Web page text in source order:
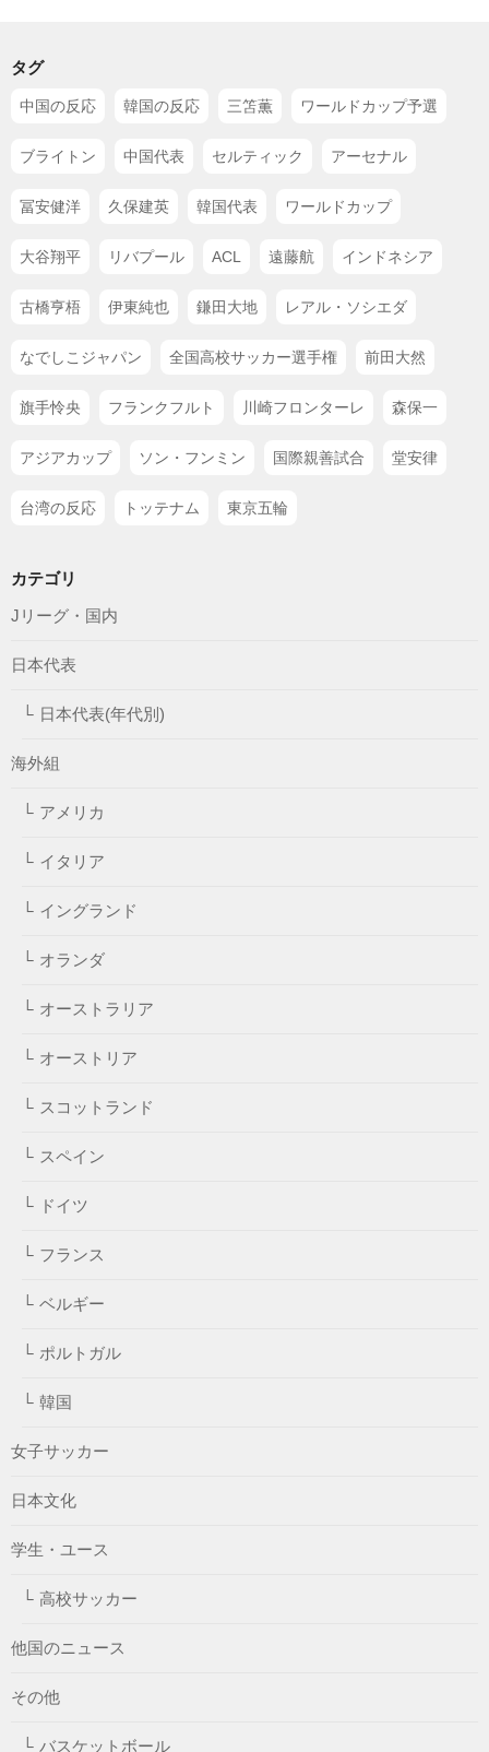
タグ
中国の反応 韓国の反応 三笘薫 ワールドカップ予選
ブライトン 中国代表 セルティック アーセナル
冨安健洋 久保建英 韓国代表 ワールドカップ
大谷翔平 リバプール ACL 遠藤航 インドネシア
古橋亨梧 伊東純也 鎌田大地 レアル・ソシエダ
なでしこジャパン 全国高校サッカー選手権 前田大然
旗手怜央 フランクフルト 川崎フロンターレ 森保一
アジアカップ ソン・フンミン 国際親善試合 堂安律
台湾の反応 トッテナム 東京五輪
カテゴリ
Jリーグ・国内
日本代表
日本代表(年代別)
海外組
アメリカ
イタリア
イングランド
オランダ
オーストラリア
オーストリア
スコットランド
スペイン
ドイツ
フランス
ベルギー
ポルトガル
韓国
女子サッカー
日本文化
学生・ユース
高校サッカー
他国のニュース
その他
バスケットボール